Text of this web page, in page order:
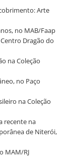
Arte
no MAB/Faap
Dragão do
na Coleção
no Paço
na Coleção
recente na
de Niterói,
MAM/RJ